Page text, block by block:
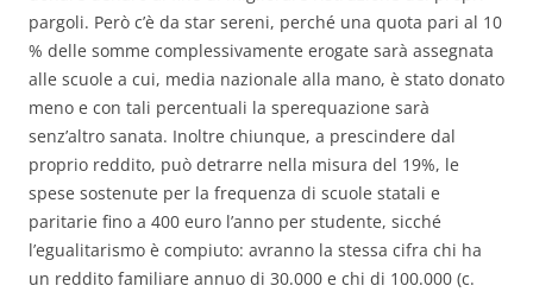
pargoli. Però c’è da star sereni, perché una quota pari al 10
% delle somme complessivamente erogate sarà assegnata
alle scuole a cui, media nazionale alla mano, è stato donato
meno e con tali percentuali la sperequazione sarà
senz’altro sanata. Inoltre chiunque, a prescindere dal
proprio reddito, può detrarre nella misura del 19%, le
spese sostenute per la frequenza di scuole statali e
paritarie fino a 400 euro l’anno per studente, sicché
l’egualitarismo è compiuto: avranno la stessa cifra chi ha
un reddito familiare annuo di 30.000 e chi di 100.000 (c.